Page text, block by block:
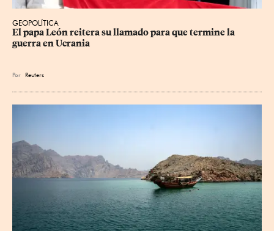
GEOPOLÍTICA
El papa León reitera su llamado para que termine la
guerra en Ucrania
Por Reuters